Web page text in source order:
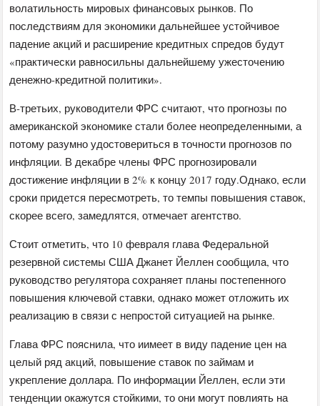
волатильность мировых финансовых рынков. По
последствиям для экономики дальнейшее устойчивое
падение акций и расширение кредитных спредов будут
«практически равносильны дальнейшему ужесточению
денежно-кредитной политики».
В-третьих, руководители ФРС считают, что прогнозы по
американской экономике стали более неопределенными, а
потому разумно удостовериться в точности прогнозов по
инфляции. В декабре члены ФРС прогнозировали
достижение инфляции в 2% к концу 2017 году.Однако, если
сроки придется пересмотреть, то темпы повышения ставок,
скорее всего, замедлятся, отмечает агентство.
Стоит отметить, что 10 февраля глава Федеральной
резервной системы США Джанет Йеллен сообщила, что
руководство регулятора сохраняет планы постепенного
повышения ключевой ставки, однако может отложить их
реализацию в связи с непростой ситуацией на рынке.
Глава ФРС пояснила, что и​​​​имеет в виду падение цен на
целый ряд акций, повышение ставок по займам и
укрепление доллара. По информации Йеллен, если эти
тенденции окажутся стойкими, то они могут повлиять на